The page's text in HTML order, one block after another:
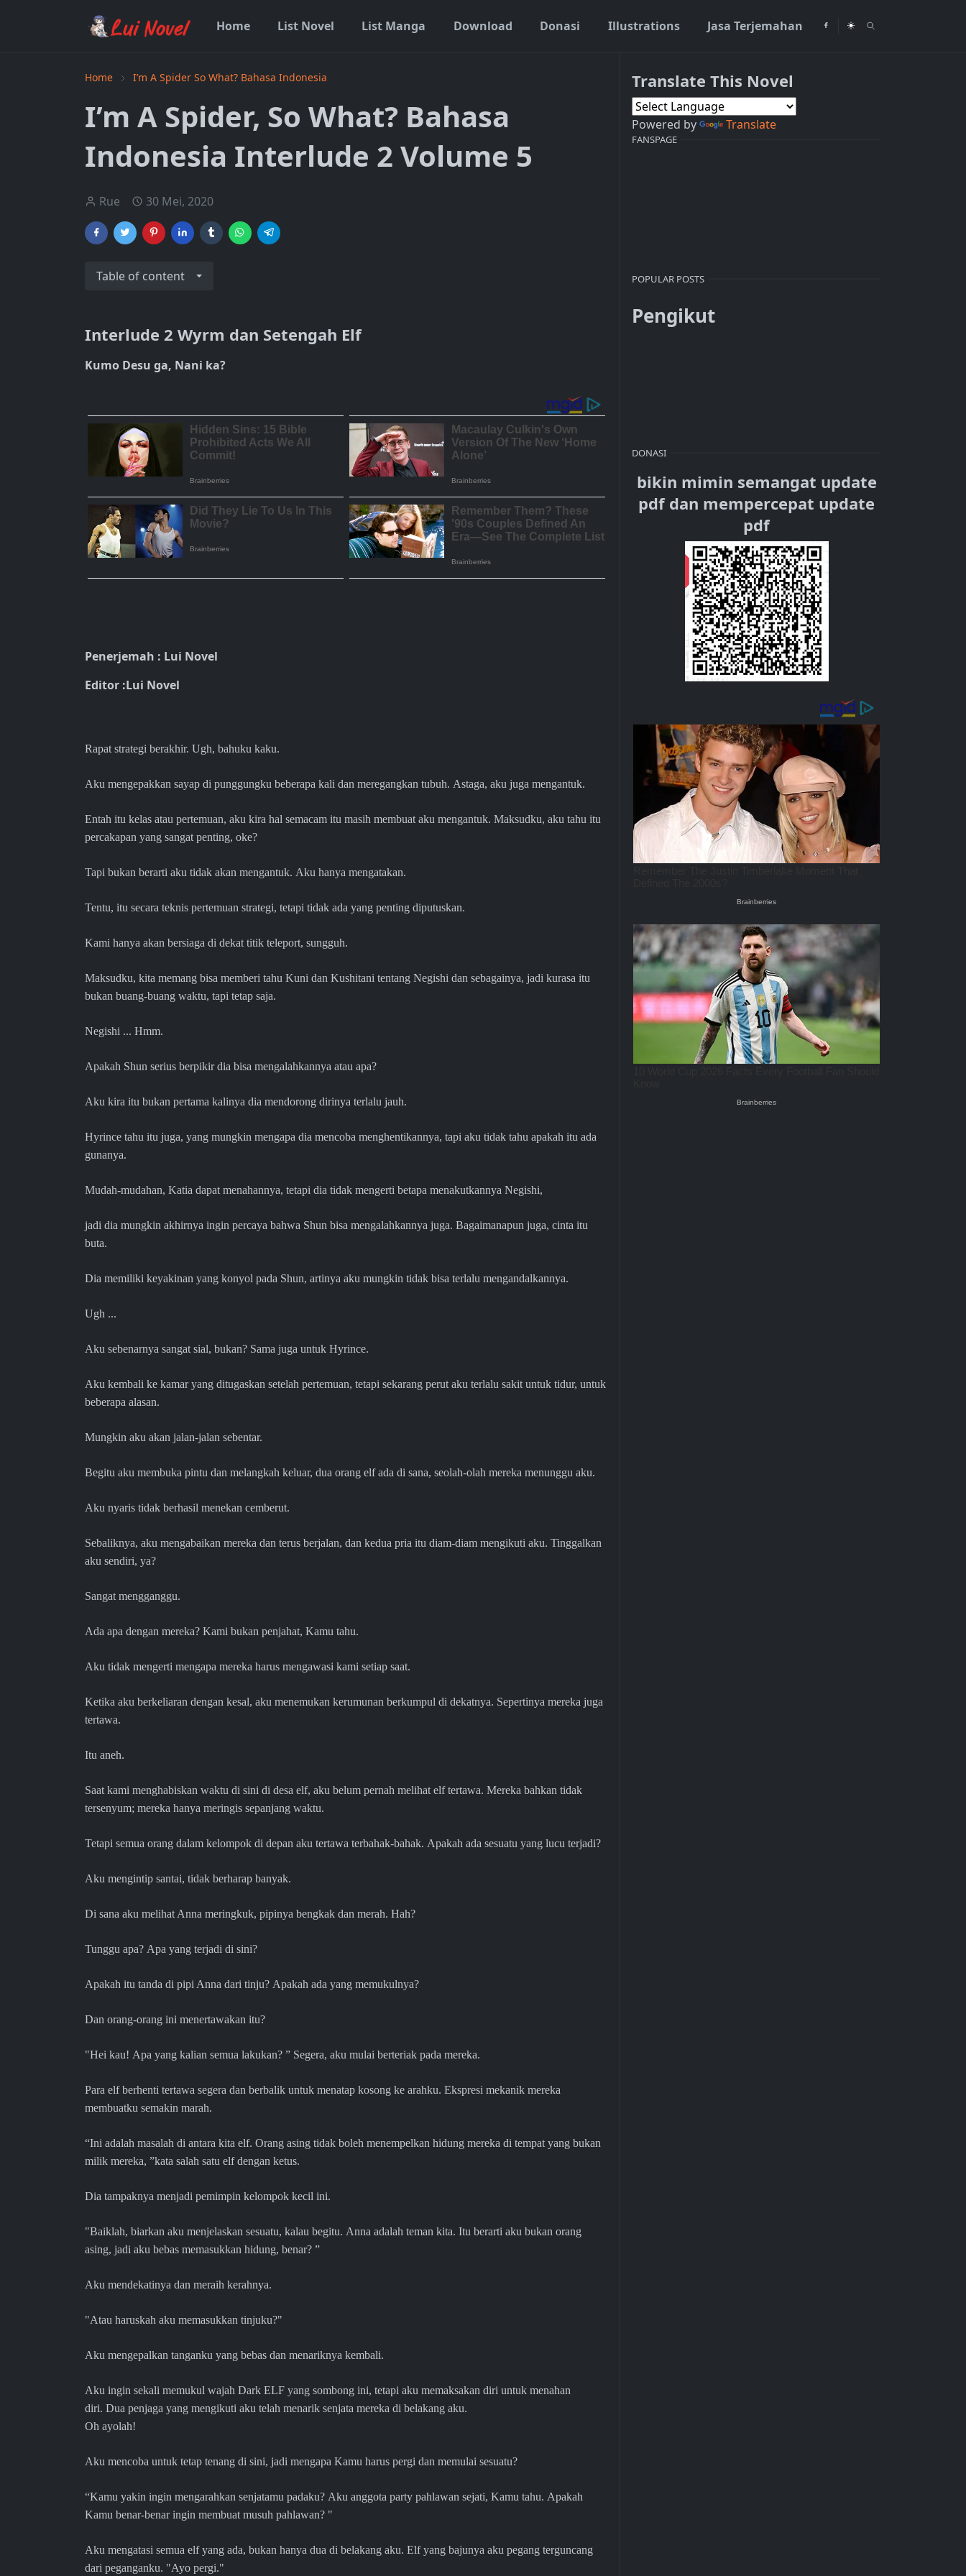
Home List Novel List Manga Download Donasi Illustrations Jasa Terjemahan
Home I’m A Spider So What? Bahasa Indonesia
I’m A Spider, So What? Bahasa
Indonesia Interlude 2 Volume 5
Rue 30 Mei, 2020
Table of content
Interlude 2 Wyrm dan Setengah Elf
Kumo Desu ga, Nani ka?
Penerjemah : Lui Novel
Editor :Lui Novel
Rapat strategi berakhir. Ugh, bahuku kaku.
Aku mengepakkan sayap di punggungku beberapa kali dan meregangkan tubuh. Astaga, aku juga mengantuk.
Entah itu kelas atau pertemuan, aku kira hal semacam itu masih membuat aku mengantuk. Maksudku, aku tahu itu
percakapan yang sangat penting, oke?
Tapi bukan berarti aku tidak akan mengantuk. Aku hanya mengatakan.
Tentu, itu secara teknis pertemuan strategi, tetapi tidak ada yang penting diputuskan.
Kami hanya akan bersiaga di dekat titik teleport, sungguh.
Maksudku, kita memang bisa memberi tahu Kuni dan Kushitani tentang Negishi dan sebagainya, jadi kurasa itu
bukan buang-buang waktu, tapi tetap saja.
Negishi ... Hmm.
Apakah Shun serius berpikir dia bisa mengalahkannya atau apa?
Aku kira itu bukan pertama kalinya dia mendorong dirinya terlalu jauh.
Hyrince tahu itu juga, yang mungkin mengapa dia mencoba menghentikannya, tapi aku tidak tahu apakah itu ada
gunanya.
Mudah-mudahan, Katia dapat menahannya, tetapi dia tidak mengerti betapa menakutkannya Negishi,
jadi dia mungkin akhirnya ingin percaya bahwa Shun bisa mengalahkannya juga. Bagaimanapun juga, cinta itu
buta.
Dia memiliki keyakinan yang konyol pada Shun, artinya aku mungkin tidak bisa terlalu mengandalkannya.
Ugh ...
Aku sebenarnya sangat sial, bukan? Sama juga untuk Hyrince.
Aku kembali ke kamar yang ditugaskan setelah pertemuan, tetapi sekarang perut aku terlalu sakit untuk tidur, untuk
beberapa alasan.
Mungkin aku akan jalan-jalan sebentar.
Begitu aku membuka pintu dan melangkah keluar, dua orang elf ada di sana, seolah-olah mereka menunggu aku.
Aku nyaris tidak berhasil menekan cemberut.
Sebaliknya, aku mengabaikan mereka dan terus berjalan, dan kedua pria itu diam-diam mengikuti aku. Tinggalkan
aku sendiri, ya?
Sangat mengganggu.
Ada apa dengan mereka? Kami bukan penjahat, Kamu tahu.
Aku tidak mengerti mengapa mereka harus mengawasi kami setiap saat.
Ketika aku berkeliaran dengan kesal, aku menemukan kerumunan berkumpul di dekatnya. Sepertinya mereka juga
tertawa.
Itu aneh.
Saat kami menghabiskan waktu di sini di desa elf, aku belum pernah melihat elf tertawa. Mereka bahkan tidak
tersenyum; mereka hanya meringis sepanjang waktu.
Tetapi semua orang dalam kelompok di depan aku tertawa terbahak-bahak. Apakah ada sesuatu yang lucu terjadi?
Aku mengintip santai, tidak berharap banyak.
Di sana aku melihat Anna meringkuk, pipinya bengkak dan merah. Hah?
Tunggu apa? Apa yang terjadi di sini?
Apakah itu tanda di pipi Anna dari tinju? Apakah ada yang memukulnya?
Dan orang-orang ini menertawakan itu?
"Hei kau! Apa yang kalian semua lakukan? ” Segera, aku mulai berteriak pada mereka.
Para elf berhenti tertawa segera dan berbalik untuk menatap kosong ke arahku. Ekspresi mekanik mereka
membuatku semakin marah.
“Ini adalah masalah di antara kita elf. Orang asing tidak boleh menempelkan hidung mereka di tempat yang bukan
milik mereka, ”kata salah satu elf dengan ketus.
Dia tampaknya menjadi pemimpin kelompok kecil ini.
"Baiklah, biarkan aku menjelaskan sesuatu, kalau begitu. Anna adalah teman kita. Itu berarti aku bukan orang
asing, jadi aku bebas memasukkan hidung, benar? ”
Aku mendekatinya dan meraih kerahnya.
"Atau haruskah aku memasukkan tinjuku?"
Aku mengepalkan tanganku yang bebas dan menariknya kembali.
Aku ingin sekali memukul wajah Dark ELF yang sombong ini, tetapi aku memaksakan diri untuk menahan
diri. Dua penjaga yang mengikuti aku telah menarik senjata mereka di belakang aku.
Oh ayolah!
Aku mencoba untuk tetap tenang di sini, jadi mengapa Kamu harus pergi dan memulai sesuatu?
“Kamu yakin ingin mengarahkan senjatamu padaku? Aku anggota party pahlawan sejati, Kamu tahu. Apakah
Kamu benar-benar ingin membuat musuh pahlawan? "
Aku mengatasi semua elf yang ada, bukan hanya dua di belakang aku. Elf yang bajunya aku pegang terguncang
dari peganganku. "Ayo pergi."
Translate This Novel
Powered by Translate
FANSPAGE
POPULAR POSTS
Pengikut
DONASI
bikin mimin semangat update
pdf dan mempercepat update
pdf